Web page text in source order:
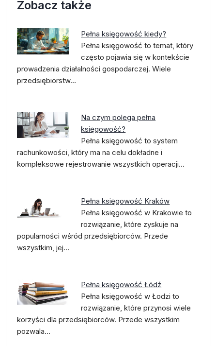
Zobacz także
Pełna księgowość kiedy?
Pełna księgowość to temat, który
często pojawia się w kontekście
prowadzenia działalności gospodarczej. Wiele
przedsiębiorstw…
Na czym polega pełna
księgowość?
Pełna księgowość to system
rachunkowości, który ma na celu dokładne i
kompleksowe rejestrowanie wszystkich operacji…
Pełna księgowość Kraków
Pełna księgowość w Krakowie to
rozwiązanie, które zyskuje na
popularności wśród przedsiębiorców. Przede
wszystkim, jej…
Pełna księgowość Łódź
Pełna księgowość w Łodzi to
rozwiązanie, które przynosi wiele
korzyści dla przedsiębiorców. Przede wszystkim
pozwala…